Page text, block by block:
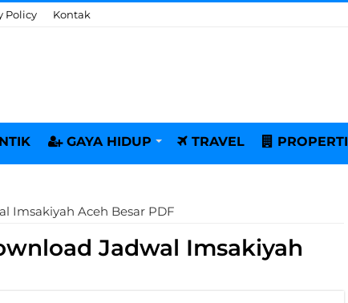
Policy Kontak
GAYA HIDUP TRAVEL PROPERTI
Imsakiyah Aceh Besar PDF
Jadwal Imsakiyah